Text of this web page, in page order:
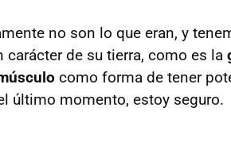
no son lo que eran, y
de su tierra, como es la
como forma de tener
último momento, estoy seguro.